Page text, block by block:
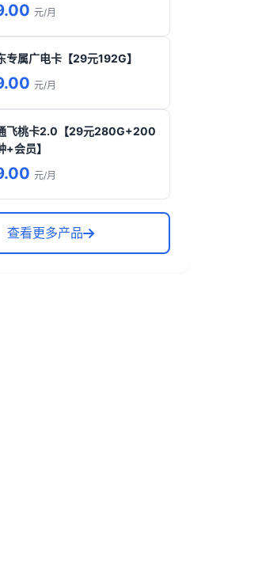
元/月
专属广电卡【29元192G】
元/月
飞桃卡2.0【29元280G+200
+会员】
元/月
查看更多产品